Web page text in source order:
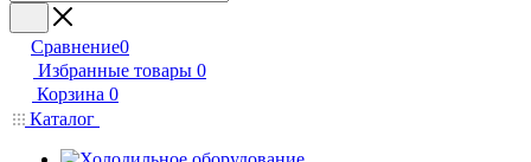
Сравнение0
Избранные товары 0
Корзина 0
Каталог